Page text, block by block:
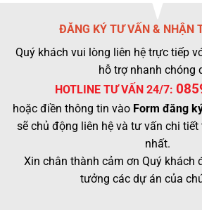
ĐĂNG KÝ TƯ VẤN & NHẬN
Quý khách vui lòng liên hệ trực tiếp
hỗ trợ nhanh chóng
HOTLINE TƯ VẤN 24/7:
hoặc điền thông tin vào Form đăng
sẽ chủ động liên hệ và tư vấn chi
nhất.
Xin chân thành cảm ơn Quý khách
tưởng các dự án của